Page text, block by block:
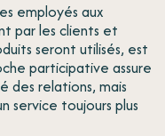
employés aux
par les clients et
seront utilisés, est
participative assure
des relations, mais
service toujours plus